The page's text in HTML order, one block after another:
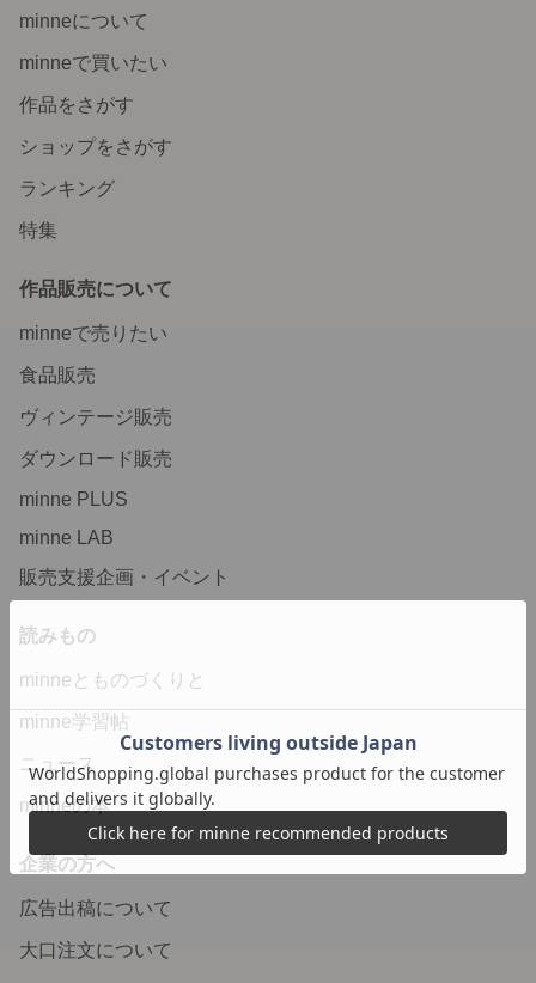
minneについて
minneで買いたい
作品をさがす
ショップをさがす
ランキング
特集
作品販売について
minneで売りたい
食品販売
ヴィンテージ販売
ダウンロード販売
minne PLUS
minne LAB
販売支援企画・イベント
読みもの
minneとものづくりと
minne学習帖
ニュース
minneの本
企業の方へ
広告出稿について
大口注文について